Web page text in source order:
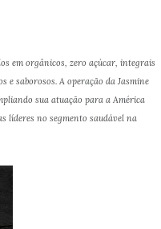
em orgânicos, zero açúcar, integrais
e saborosos. A operação da Jasmine
sua atuação para a América
líderes no segmento saudável na